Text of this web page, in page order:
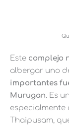
Este complejo
albergar uno
importantes
Murugan. Es
especialmente
Thaipusam,